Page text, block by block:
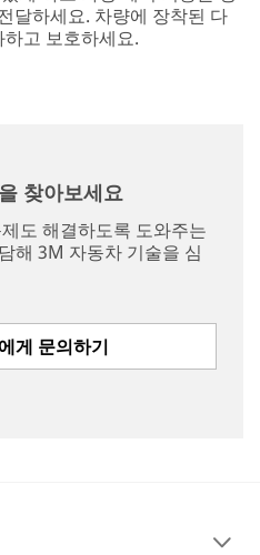
달하세요. 차량에 장착된 다
고 보호하세요.
찾아보세요
도 해결하도록 도와주는
해 3M 자동차 기술을 심
게 문의하기